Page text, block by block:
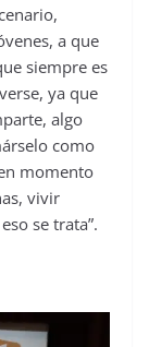
a que
siempre es
ya que
algo
como
momento
vivir
se trata”.